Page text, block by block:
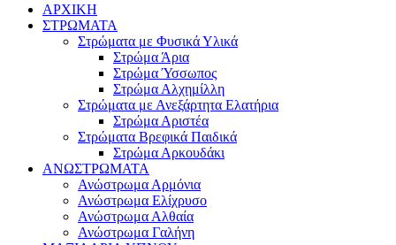
ΑΡΧΙΚΗ
ΣΤΡΩΜΑΤΑ
Στρώματα με Φυσικά Υλικά
Στρώμα Άρια
Στρώμα Ύσσωπος
Στρώμα Αλχημίλλη
Στρώματα με Ανεξάρτητα Ελατήρια
Στρώμα Αριστέα
Στρώματα Βρεφικά Παιδικά
Στρώμα Αρκουδάκι
ΑΝΩΣΤΡΩΜΑΤΑ
Ανώστρωμα Αρμόνια
Ανώστρωμα Ελίχρυσο
Ανώστρωμα Αλθαία
Ανώστρωμα Γαλήνη